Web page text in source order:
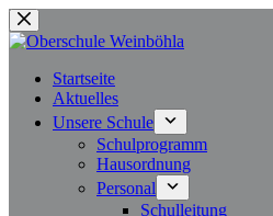
Zum
Inhalt
Startseite
Aktuelles
Unsere Schule
Schulprogramm
Hausordnung
Personal
Schulleitung